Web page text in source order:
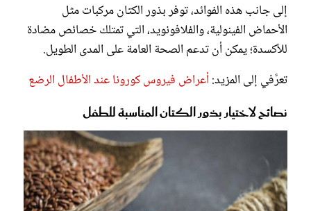
إلى جانب هذه الفوائد، توفر بذور الكتان مركبات مثل
الأحماض الفينولية، والفلافونويد، التي تمتلك خصائص مضادة
للأكسدة؛ يمكن أن تدعم الصحة العامة على المدى الطويل.
تعرَّفي إلى المزيد:أعراض فيروس كورونا عند الأطفال الرضع
نصائح لاختيار بذور الكتان المناسبة للطفل